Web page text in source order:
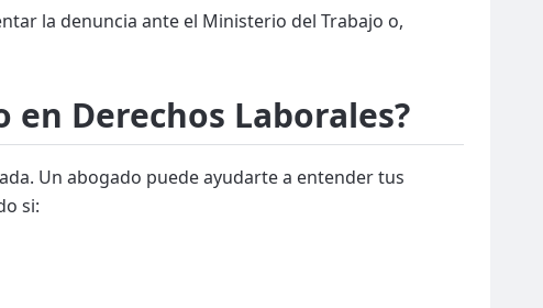
la denuncia ante el Ministerio del Trabajo o,
en Derechos Laborales?
Un abogado puede ayudarte a entender tus
si: